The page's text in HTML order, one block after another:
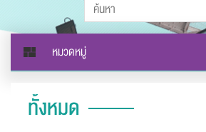
ความตัดกันของสี
Eco-
Challenge
e-Library Handbook
หมวดหมู่
ทั้งหมด
แจ้งไฟล์เสีย
หัวข้อเรื่อง :